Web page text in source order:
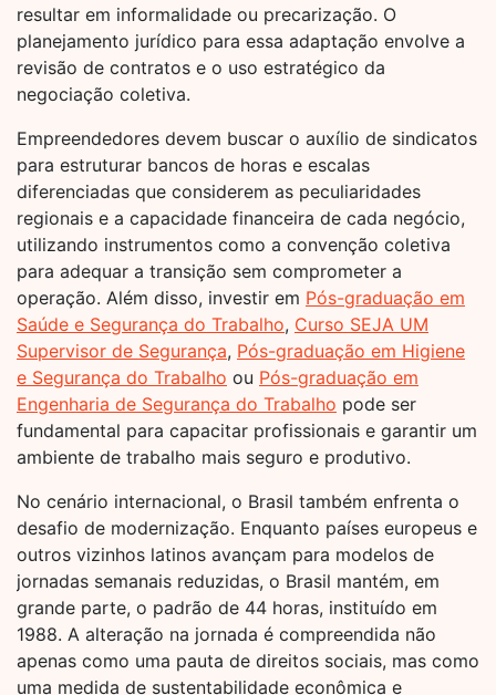
resultar em informalidade ou precarização. O
planejamento jurídico para essa adaptação envolve a
revisão de contratos e o uso estratégico da
negociação coletiva.
Empreendedores devem buscar o auxílio de sindicatos
para estruturar bancos de horas e escalas
diferenciadas que considerem as peculiaridades
regionais e a capacidade financeira de cada negócio,
utilizando instrumentos como a convenção coletiva
para adequar a transição sem comprometer a
operação. Além disso, investir em Pós-graduação em
Saúde e Segurança do Trabalho, Curso SEJA UM
Supervisor de Segurança, Pós-graduação em Higiene
e Segurança do Trabalho ou Pós-graduação em
Engenharia de Segurança do Trabalho pode ser
fundamental para capacitar profissionais e garantir um
ambiente de trabalho mais seguro e produtivo.
No cenário internacional, o Brasil também enfrenta o
desafio de modernização. Enquanto países europeus e
outros vizinhos latinos avançam para modelos de
jornadas semanais reduzidas, o Brasil mantém, em
grande parte, o padrão de 44 horas, instituído em
1988. A alteração na jornada é compreendida não
apenas como uma pauta de direitos sociais, mas como
uma medida de sustentabilidade econômica e